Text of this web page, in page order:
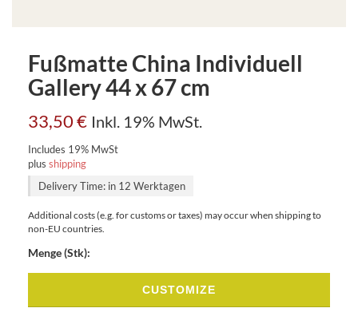
Fußmatte China Individuell
Gallery 44 x 67 cm
33,50€ Inkl. 19% MwSt.
Includes 19% MwSt
plus shipping
Delivery Time: in 12 Werktagen
Additional costs (e.g. for customs or taxes) may occur when shipping to
non-EU countries.
Menge (Stk):
CUSTOMIZE